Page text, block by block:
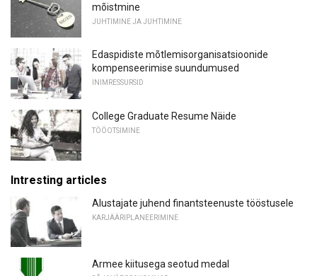
mõistmine
JUHTIMINE JA JUHTIMINE
Edaspidiste mõtlemisorganisatsioonide
kompenseerimise suundumused
INIMRESSURSID
College Graduate Resume Näide
TÖÖOTSIMINE
Intresting articles
Alustajate juhend finantsteenuste tööstusele
KARJÄÄRIPLANEERIMINE
Armee kiitusega seotud medal